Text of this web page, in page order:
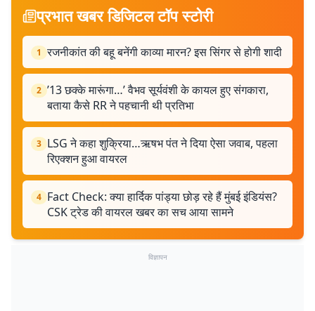
प्रभात खबर डिजिटल टॉप स्टोरी
1 रजनीकांत की बहू बनेंगी काव्या मारन? इस सिंगर से होगी शादी
2 ’13 छक्के मारूंगा…’ वैभव सूर्यवंशी के कायल हुए संगकारा,
बताया कैसे RR ने पहचानी थी प्रतिभा
3 LSG ने कहा शुक्रिया…ऋषभ पंत ने दिया ऐसा जवाब, पहला
रिएक्शन हुआ वायरल
4 Fact Check: क्या हार्दिक पांड्या छोड़ रहे हैं मुंबई इंडियंस?
CSK ट्रेड की वायरल खबर का सच आया सामने
विज्ञापन